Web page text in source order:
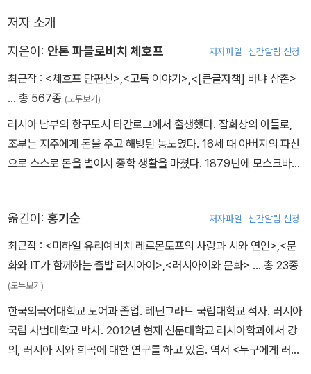
올가 (자기 방의 칸막이 뒤로 가며) 그만 해. 나는 아무것도 들리지 않
아.
마샤 그럼 어떻게 하란 말이야! (머리를 꽉 감싼다) 그분은 처음에 나
고……. 그 후에는 사랑을 하게 되 었어……. 그분의 목소리도, 그분의
이야기도, 그분의 불행도, 두 딸도 사랑하게 되 었어…….
(본문 124페이지 중에서)
멀리서 희미하게 총소리가 들린다.
마샤 굽이진 바닷가에 초록색 참나무 그 참나무 위의 황금빛 줄
기……. 그 참나무 위의 황금빛 줄기……. 초록색 고양이……. 초록색
참나무……. 헷갈려……. (물을 마신 다) 실패한 인생……. 지금 나한테
는 아무것도 필요 없어……. 내 이제 곧 진정할 게……. 상관없어…….
굽이진 바닷가에가 무슨 의미지? 왜 이 단어가 내 머릿속에 서 맴돌
저자 소개
지은이: 안톤 파블로비치 체호프 저자파일 신간알림 신청
최근작 : <체호프 단편선>,<고독 이야기>,<[큰글자책] 바냐 삼촌>
… 총 567종 (모두보기)
러시아 남부의 항구도시 타간로그에서 출생했다. 잡화상의 아들로,
조부는 지주에게 돈을 주고 해방된 농노였다. 16세 때 아버지의 파산
으로 스스로 돈을 벌어서 중학 생활을 마쳤다. 1879년에 모스크바
느 관리의 죽음〉 <카멜레온> <하사관 프리시베예프〉 <슬픔〉 등과 같
은 풍자와 유머, 애수가 담긴 뛰어난 단편을 많이 남겼다. 작가 그리고
로비치의 재능을 낭비하지 말라는 충고가 담긴 편지에 감동하고 자각
해 〈초원>을 썼다. 희곡 〈이바노프> <지루한 이야기〉 속에는 그 시대
양을 위하여 크림 반도의 얄타 교외로 옮겨 갈 때까지 단편소설 <결
투> <검은 수사> <귀여운 여인> <개를 데리고 다니는 여인> <골짜
기> 등을 집필했다. 1896년 희곡 <갈매기>의 상연 실패는 그를 잠
옮긴이: 홍기순 저자파일 신간알림 신청
최근작 : <미하일 유리예비치 레르몬토프의 사랑과 시와 연인>,<문
화와 IT가 함께하는 출발 러시아어>,<러시아어와 문화> … 총 23종
(모두보기)
한국외국어대학교 노어과 졸업. 레닌그라드 국립대학교 석사. 러시아
국립 사범대학교 박사. 2012년 현재 선문대학교 러시아학과에서 강
의, 러시아 시와 희곡에 대한 연구를 하고 있음. 역서 <누구에게 러시